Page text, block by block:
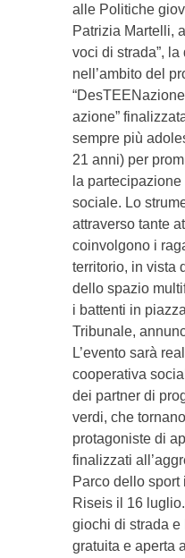
alle Politiche
Patrizia Martelli,
voci di strada”,
nell’ambito del
azione”
sempre più
21 anni) per
la
sociale. Lo
attraverso tante
coinvolgono i
territorio, in vista
dello spazio
i battenti in
Tribunale,
L’evento sarà
cooperativa
dei partner di
verdi, che
protagoniste di
finalizzati
Parco dello
Riseis il 16
giochi di strada
gratuita e aperta